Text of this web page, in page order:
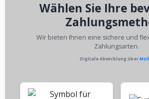
Wählen Sie Ihre
Wir bieten Ihnen eine sichere und
Zahlungsarten.
Digitale Abwicklung über